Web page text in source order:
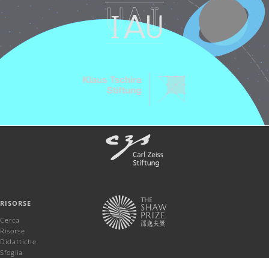
RISORSE
Cerca
Risorse
Didattiche
Sfoglia